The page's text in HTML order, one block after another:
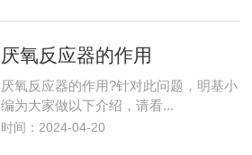
厌氧反应器的作用
厌氧反应器的作用?针对此问题，明基小
编为大家做以下介绍，请看...
时间：2024-04-20